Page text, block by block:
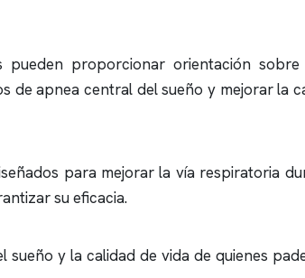
pueden proporcionar orientación
deapnea central del sueño y mejorar la
para mejorar la vía respiratoria
su eficacia.
y la calidad de vida de quienes